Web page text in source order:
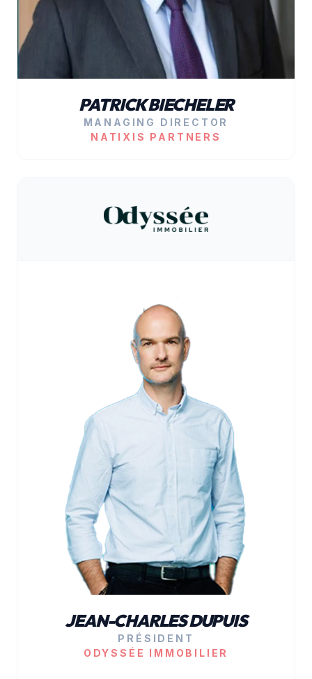
PATRICK BIECHELER
MANAGING DIRECTOR
NATIXIS PARTNERS
JEAN-CHARLES DUPUIS
PRÉSIDENT
ODYSSÉE IMMOBILIER